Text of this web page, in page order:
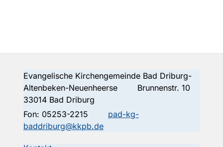
Evangelische Kirchengemeinde Bad Driburg-
Altenbeken-Neuenheerse Brunnenstr. 10
33014 Bad Driburg
Fon: 05253-2215
pad-kg-
baddriburg@kkpb.de